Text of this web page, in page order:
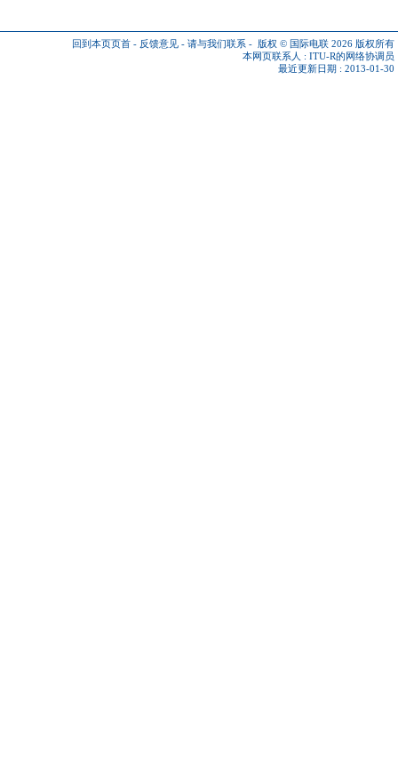
回到本页页首 - 反馈意见 - 请与我们联系 - 版权 © 国际电联 2026 版权所有
本网页联系人 : ITU-R的网络协调员
最近更新日期 : 2013-01-30